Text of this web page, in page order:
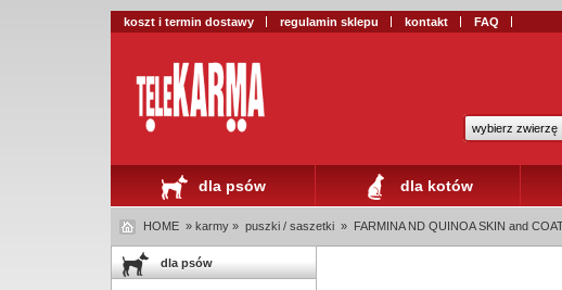
koszt i termin dostawy regulamin sklepu kontakt FAQ
wybierz zwierzę
dla psów dla kotów
HOME » karmy » puszki / saszetki » FARMINA ND QUINOA SKIN and
dla psów